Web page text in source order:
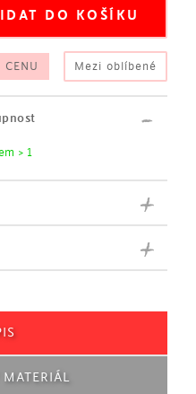
Mezi oblíbené
> 1